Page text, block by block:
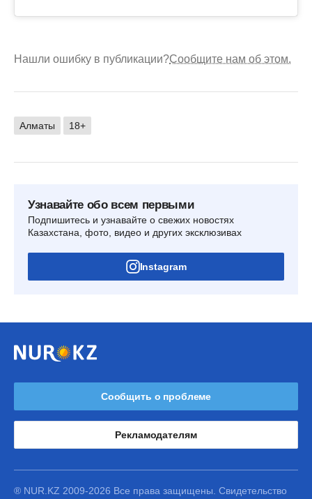
Нашли ошибку в публикации?Сообщите нам об этом.
Алматы 18+
Узнавайте обо всем первыми
Подпишитесь и узнавайте о свежих новостях
Казахстана, фото, видео и других эксклюзивах
Instagram
Сообщить о проблеме
Рекламодателям
® NUR.KZ 2009-2026 Все права защищены. Свидетельство